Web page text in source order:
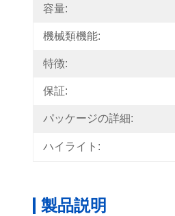
容量:
機械類機能:
特徴:
保証:
パッケージの詳細:
ハイライト:
製品説明